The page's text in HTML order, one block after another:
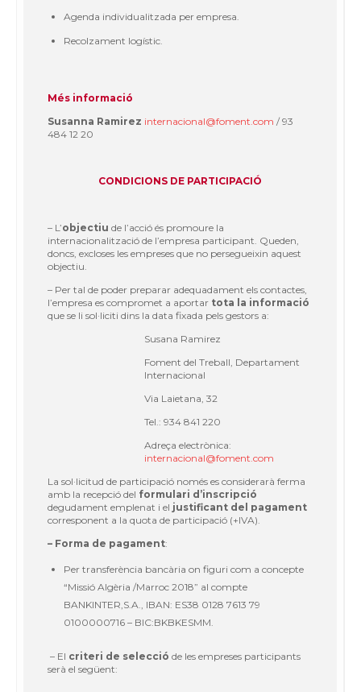
Agenda individualitzada per empresa.
Recolzament logístic.
Més informació
Susanna Ramirez internacional@foment.com / 93
484 12 20
CONDICIONS DE PARTICIPACIÓ
– L’objectiu de l’acció és promoure la
internacionalització de l’empresa participant. Queden,
doncs, excloses les empreses que no persegueixin aquest
objectiu.
– Per tal de poder preparar adequadament els contactes,
l’empresa es compromet a aportar tota la informació
que se li sol·liciti dins la data fixada pels gestors a:
Susana Ramirez
Foment del Treball, Departament
Internacional
Via Laietana, 32
Tel.: 934 841 220
Adreça electrònica:
internacional@foment.com
La sol·licitud de participació només es considerarà ferma
amb la recepció del formulari d’inscripció
degudament emplenat i el justificant del pagament
corresponent a la quota de participació (+IVA).
– Forma de pagament:
Per transferència bancària on figuri com a concepte
“Missió Algèria /Marroc 2018” al compte
BANKINTER,S.A., IBAN: ES38 0128 7613 79
0100000716 – BIC:BKBKESMM.
– El criteri de selecció de les empreses participants
serà el següent: